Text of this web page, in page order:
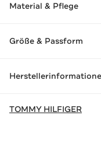
Material & Pflege
Größe & Passform
TOMMY HILFIGER